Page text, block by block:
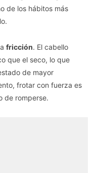
de los hábitos más
fricción. El cabello
que el seco, lo que
de mayor
frotar con fuerza es
de romperse.